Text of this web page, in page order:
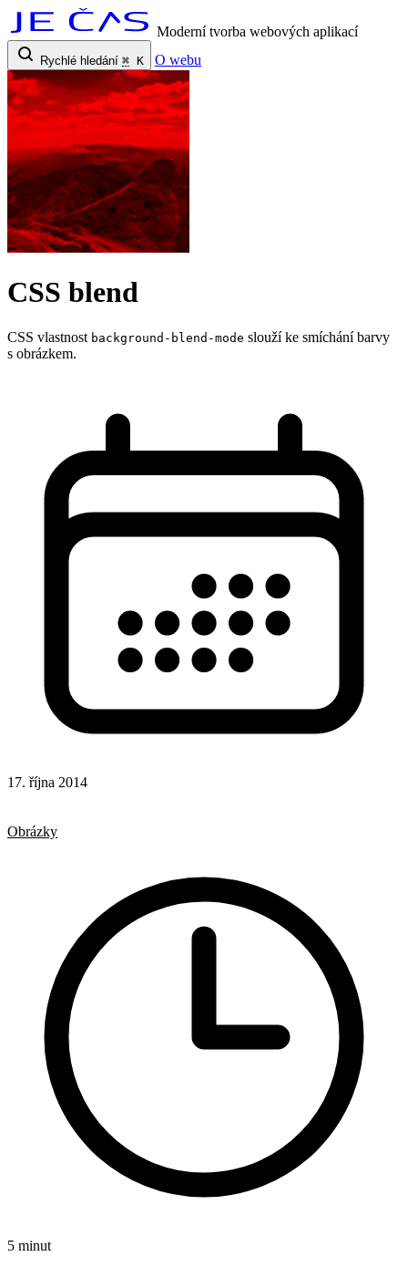
Moderní tvorba webových aplikací
Rychlé hledání ⌘ K O webu
CSS blend
CSS vlastnost background-blend-mode slouží ke smíchání barvy
s obrázkem.
17. října 2014
Obrázky
5 minut